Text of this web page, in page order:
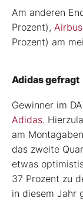
Am anderen
Prozent), Airbus
Prozent) am
Adidas gefragt
Gewinner im
Adidas.
am
das zweite
etwas
37 Prozent zu
in diesem Jahr